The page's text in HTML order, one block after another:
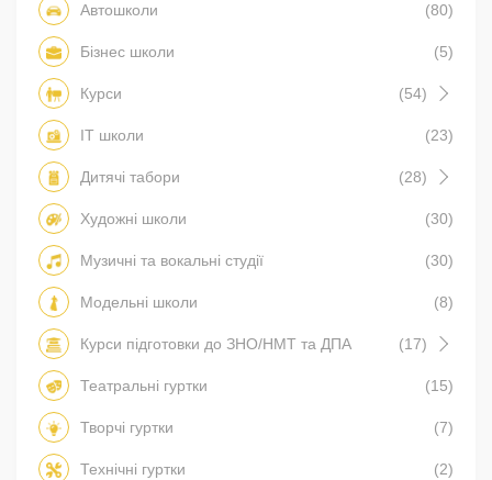
Автошколи (80)
Бізнес школи (5)
Курси (54)
IT школи (23)
Дитячі табори (28)
Художні школи (30)
Музичні та вокальні студії (30)
Модельні школи (8)
Курси підготовки до ЗНО/НМТ та ДПА (17)
Театральні гуртки (15)
Творчі гуртки (7)
Технічні гуртки (2)